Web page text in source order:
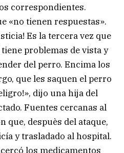
correspondientes.
«no tienen respuestas».
Es la tercera vez que
problemas de vista y
del perro. Encima los
que les saquen el perro
dijo una hija del
Fuentes cercanas al
despuès del ataque,
y trasladado al hospital.
los medicamentos